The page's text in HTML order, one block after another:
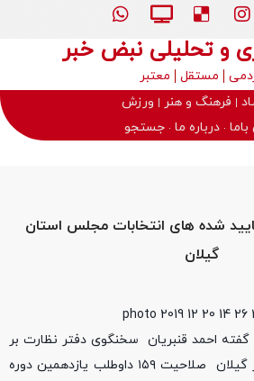
و تحلیلی نبض خبر
مستقل
معتبر
فرهنگ و هنر
ورزش
درباره ما جستجو
شده های انتخابات مجلس استان
گیلان
گفته احمد قنبریان سخنگوی دفتر نظارت بر
انتخابات شورای نگهبان در گیلان صلاحیت ۱۵۹ داوطلب یازدهمین دوره